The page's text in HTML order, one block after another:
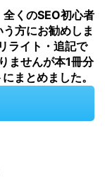
くのSEO初心者
方にお勧めしま
ライト・追記で
ませんが本1冊分
まとめました。